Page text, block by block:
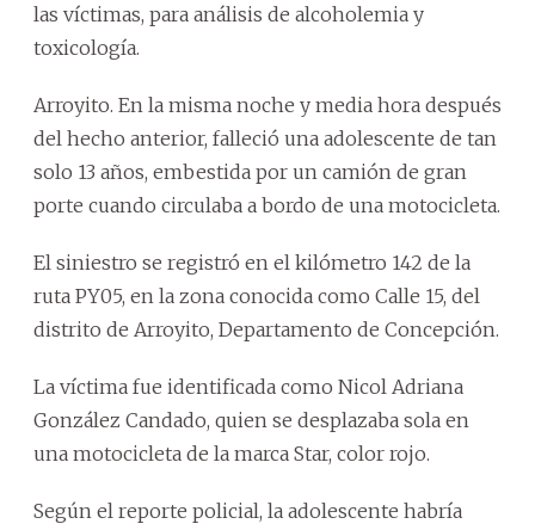
las víctimas, para análisis de alcoholemia y
toxicología.
Arroyito. En la misma noche y media hora después
del hecho anterior, falleció una adolescente de tan
solo 13 años, embestida por un camión de gran
porte cuando circulaba a bordo de una motocicleta.
El siniestro se registró en el kilómetro 142 de la
ruta PY05, en la zona conocida como Calle 15, del
distrito de Arroyito, Departamento de Concepción.
La víctima fue identificada como Nicol Adriana
González Candado, quien se desplazaba sola en
una motocicleta de la marca Star, color rojo.
Según el reporte policial, la adolescente habría